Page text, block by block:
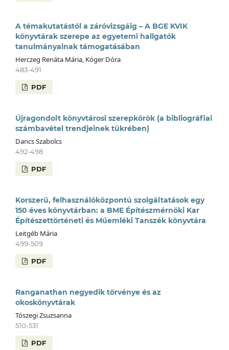
A témakutatástól a záróvizsgáig – A BGE KVIK
könyvtárak szerepe az egyetemi hallgatók
tanulmányainak támogatásában
Herczeg Renáta Mária, Kóger Dóra
483-491
PDF
Újragondolt könyvtárosi szerepkörök (a bibliográfiai
számbavétel trendjeinek tükrében)
Dancs Szabolcs
492-498
PDF
Korszerű, felhasználóközpontú szolgáltatások egy
150 éves könyvtárban: a BME Építészmérnöki Kar
Építészettörténeti és Műemléki Tanszék könyvtára
Leitgéb Mária
499-509
PDF
Ranganathan negyedik törvénye és az
okoskönyvtárak
Tószegi Zsuzsanna
510-531
PDF